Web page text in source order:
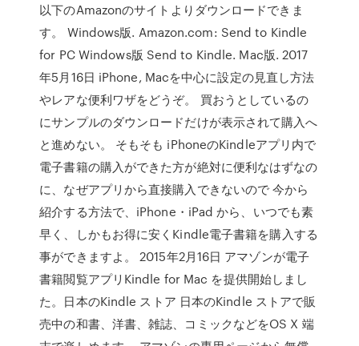
以下のAmazonのサイトよりダウンロードできま
す。 Windows版. Amazon.com: Send to Kindle
for PC Windows版 Send to Kindle. Mac版. 2017
年5月16日 iPhone, Macを中心に設定の見直し方法
やレアな便利ワザをどうぞ。 買おうとしているの
にサンプルのダウンロードだけが表示されて購入へ
と進めない。 そもそも iPhoneのKindleアプリ内で
電子書籍の購入ができた方が絶対に便利なはずなの
に、なぜアプリから直接購入できないので 今から
紹介する方法で、iPhone・iPad から、いつでも素
早く、しかもお得に安くKindle電子書籍を購入する
事ができますよ。 2015年2月16日 アマゾンが電子
書籍閲覧アプリKindle for Mac を提供開始しまし
た。日本のKindle ストア 日本のKindle ストアで販
売中の和書、洋書、雑誌、コミックなどをOS X 端